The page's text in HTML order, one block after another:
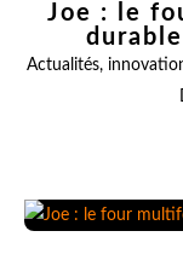
Joe : le
Actualités,